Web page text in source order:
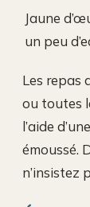
Jaune
un peu
Les repas
ou toutes
l’aide
émoussé.
n’insistez